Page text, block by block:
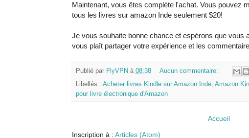
Maintenant, vous êtes complète l'achat. Vous pouvez
tous les livres sur amazon Inde seulement $20!
Je vous souhaite bonne chance et espérons que
vous plaît partager votre expérience et les
Publié par FlyVPN à 08:38
Aucun commentaire:
Libellés : Acheter livres Kindle sur Amazon Inde Amazon
pour livre électronique d'Amazon
Accueil
Inscription à : Articles (Atom)